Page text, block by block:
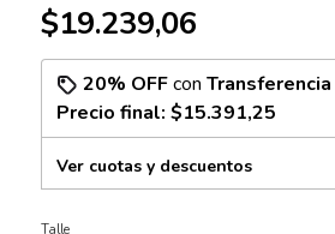
$19.239,06
20% OFFcon Transferencia
Precio final: $15.391,25
Ver cuotas y descuentos
Talle